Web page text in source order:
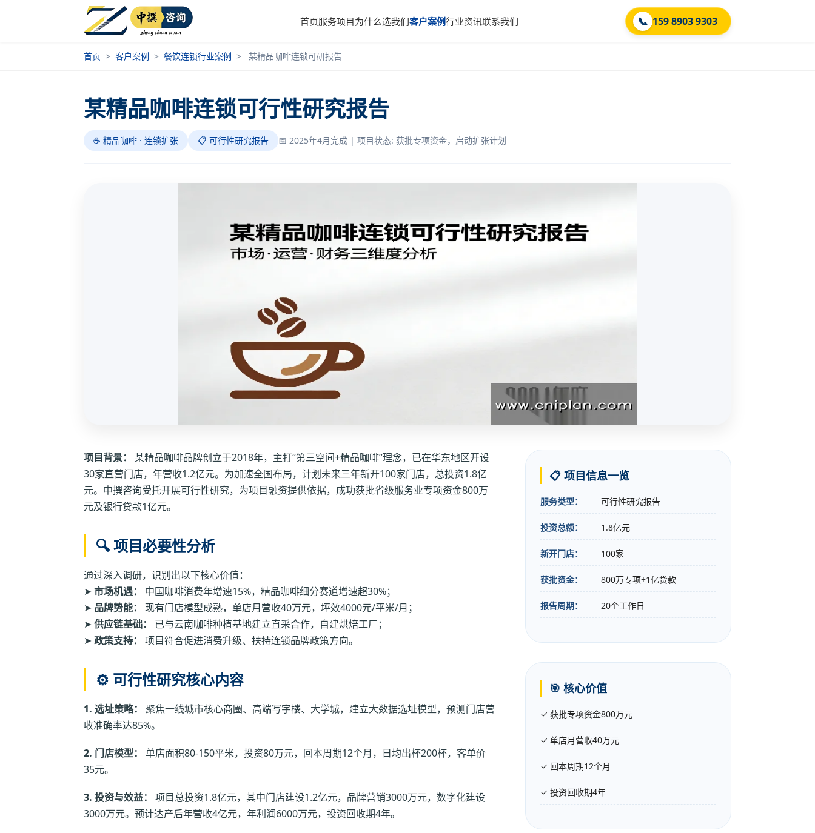
首页服务项目为什么选我们客户案例行业资讯联系我们 📞 159 8903 9303
首页 > 客户案例 > 餐饮连锁行业案例 > 某精品咖啡连锁可研报告
某精品咖啡连锁可行性研究报告
☕ 精品咖啡 · 连锁扩张 📋 可行性研究报告 📅 2025年4月完成 | 项目状态: 获批专项资金，启动扩张计划
项目背景：
某精品咖啡品牌创立于2018年，主打“第三空间+精品咖啡”理念，已在华东地区开设
30家直营门店，年营收1.2亿元。为加速全国布局，计划未来三年新开100家门店，总投资1.8亿
元。中撰咨询受托开展可行性研究，为项目融资提供依据，成功获批省级服务业专项资金800万
元及银行贷款1亿元。
🔍 项目必要性分析
通过深入调研，识别出以下核心价值：
➤ 市场机遇：
中国咖啡消费年增速15%，精品咖啡细分赛道增速超30%；
➤ 品牌势能：
现有门店模型成熟，单店月营收40万元，坪效4000元/平米/月；
➤ 供应链基础：
已与云南咖啡种植基地建立直采合作，自建烘焙工厂；
➤ 政策支持： 项目符合促进消费升级、扶持连锁品牌政策方向。
⚙️ 可行性研究核心内容
1. 选址策略：
聚焦一线城市核心商圈、高端写字楼、大学城，建立大数据选址模型，预测门店营
收准确率达85%。
2. 门店模型：
单店面积80-150平米，投资80万元，回本周期12个月，日均出杯200杯，客单价
35元。
3. 投资与效益：
项目总投资1.8亿元，其中门店建设1.2亿元，品牌营销3000万元，数字化建设
3000万元。预计达产后年营收4亿元，年利润6000万元，投资回收期4年。
📋 项目信息一览
服务类型： 可行性研究报告
投资总额： 1.8亿元
新开门店： 100家
获批资金： 800万专项+1亿贷款
报告周期： 20个工作日
🎯 核心价值
✓ 获批专项资金800万元
✓ 单店月营收40万元
✓ 回本周期12个月
✓ 投资回收期4年